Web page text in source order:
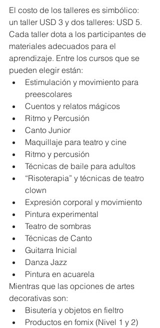
El costo de los talleres es simbólico:
un taller USD 3 y dos talleres: USD 5.
Cada taller dota a los participantes de
materiales adecuados para el
aprendizaje. Entre los cursos que se
pueden elegir están:
Estimulación y movimiento para
preescolares
Cuentos y relatos mágicos
Ritmo y Percusión
Canto Junior
Maquillaje para teatro y cine
Ritmo y percusión
Técnicas de baile para adultos
“Risoterapia” y técnicas de teatro
clown
Expresión corporal y movimiento
Pintura experimental
Teatro de sombras
Técnicas de Canto
Guitarra Inicial
Danza Jazz
Pintura en acuarela
Mientras que las opciones de artes
decorativas son:
Bisutería y objetos en fieltro
Productos en fomix (Nivel 1 y 2)